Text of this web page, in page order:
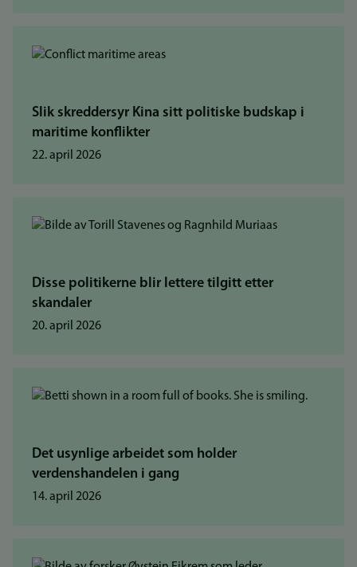
Slik skreddersyr Kina sitt politiske budskap i
maritime konflikter
22. april 2026
Disse politikerne blir lettere tilgitt etter
skandaler
20. april 2026
Det usynlige arbeidet som holder
verdenshandelen i gang
14. april 2026